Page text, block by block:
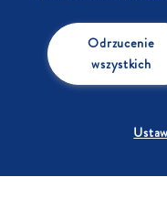
Odrzucenie
wszystkich